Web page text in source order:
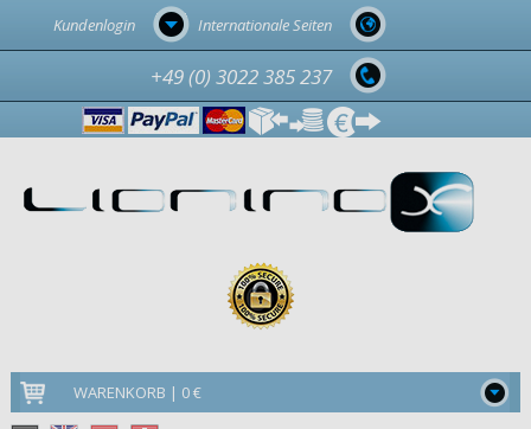
Internationale Seiten
Kundenlogin
+49 (0) 3022 385 237
WARENKORB | 0 €